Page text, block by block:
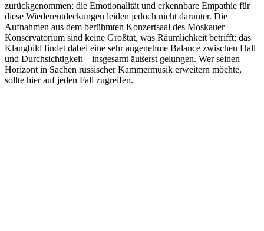
zurückgenommen; die Emotionalität und erkennbare Empathie für
diese Wiederentdeckungen leiden jedoch nicht darunter. Die
Aufnahmen aus dem berühmten Konzertsaal des Moskauer
Konservatorium sind keine Großtat, was Räumlichkeit betrifft; das
Klangbild findet dabei eine sehr angenehme Balance zwischen Hall
und Durchsichtigkeit – insgesamt äußerst gelungen. Wer seinen
Horizont in Sachen russischer Kammermusik erweitern möchte,
sollte hier auf jeden Fall zugreifen.